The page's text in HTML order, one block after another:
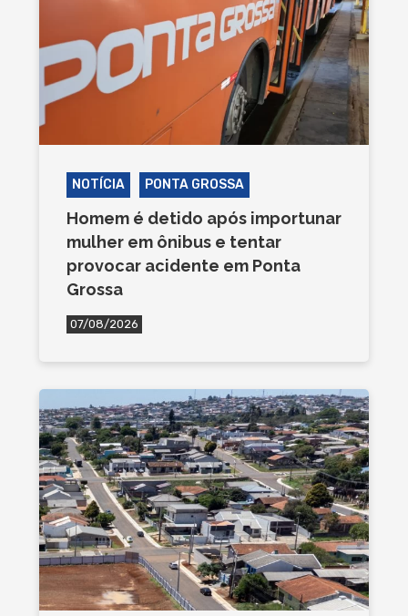
NOTÍCIA PONTA GROSSA
Homem é detido após importunar
mulher em ônibus e tentar
provocar acidente em Ponta
Grossa
07/08/2026